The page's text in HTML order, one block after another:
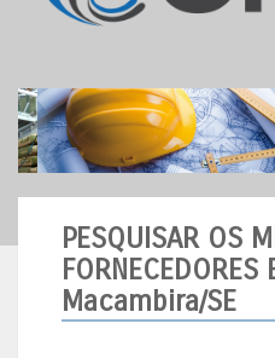
PESQUISAR OS
FORNECEDORES
Macambira/SE